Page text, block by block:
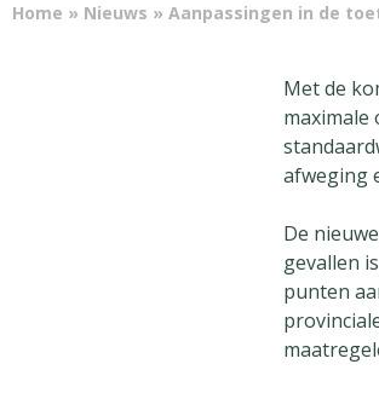
Home » Nieuws » Aanpassingen in de
Met de
maximale
afweging
De
gevallen
punten